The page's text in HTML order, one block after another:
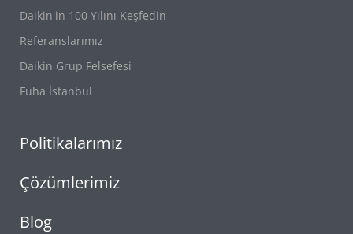
Daikin'in 100 Yılını Keşfedin
Referanslarımız
Daikin Grup Felsefesi
Fuha İstanbul
Politikalarımız
Çözümlerimiz
Blog